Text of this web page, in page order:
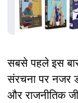
सबसे पहले इस
संरचना पर नजर
और राजनीतिक